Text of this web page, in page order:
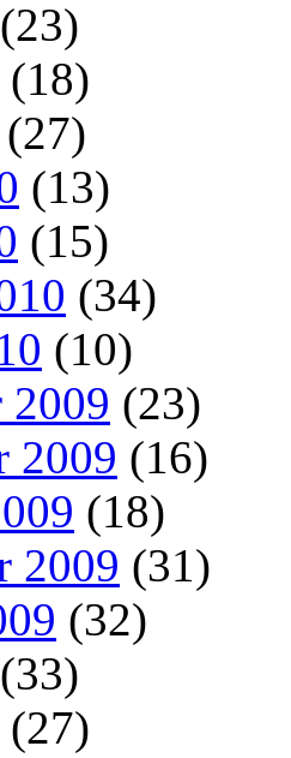
(23)
(18)
(27)
(13)
(15)
(34)
(10)
2009 (23)
2009 (16)
(18)
2009 (31)
(32)
(33)
(27)